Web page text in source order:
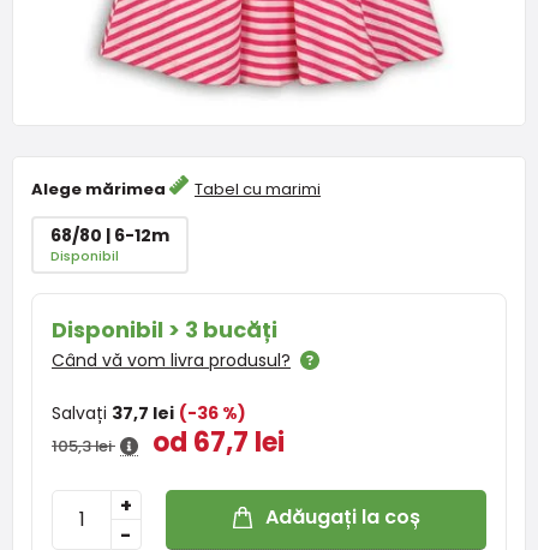
Alege mărimea Tabel cu marimi
68/80 | 6-12m
Disponibil
Disponibil > 3 bucăți
Când vă vom livra produsul?
Salvați 37,7 lei (-36 %)
105,3 lei od 67,7 lei
-
+ Adăugați la coș